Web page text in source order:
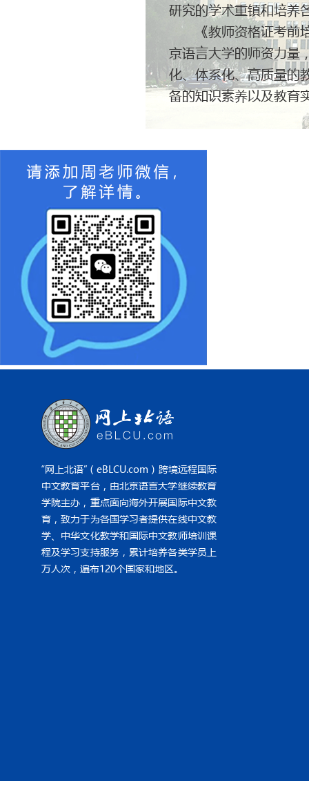
研究的学术重镇和培养
《教师资格证考前培
京语言大学的师资力量
化、体系化、高质量的
备的知识素养以及教育
“网上北语”（eBLCU.com）跨境远程国际
中文教育平台，由北京语言大学继续教育
学院主办，重点面向海外开展国际中文教
育，致力于为各国学习者提供在线中文教
学、中华文化教学和国际中文教师培训课
程及学习支持服务，累计培养各类学员上
万人次，遍布120个国家和地区。